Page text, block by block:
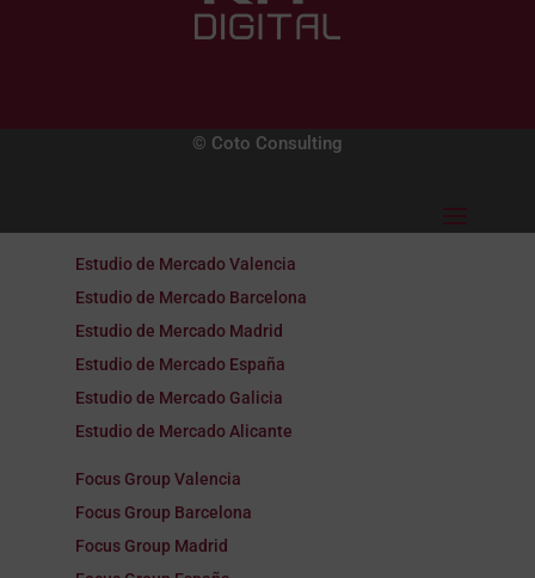
© Coto Consulting
Estudio de Mercado Valencia
Estudio de Mercado Barcelona
Estudio de Mercado Madrid
Estudio de Mercado España
Estudio de Mercado Galicia
Estudio de Mercado Alicante
Focus Group Valencia
Focus Group Barcelona
Focus Group Madrid